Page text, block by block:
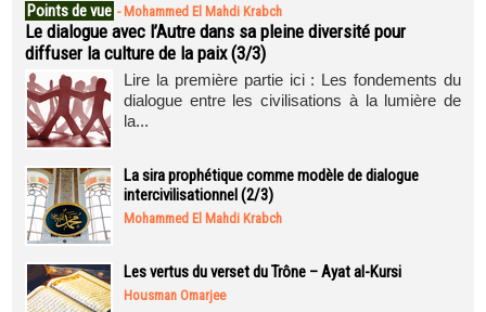
Points de vue - Mohammed El Mahdi Krabch
Le dialogue avec l’Autre dans sa pleine diversité pour
diffuser la culture de la paix (3/3)
Lire la première partie ici : Les fondements du
dialogue entre les civilisations à la lumière de
la...
La sira prophétique comme modèle de dialogue
intercivilisationnel (2/3)
Mohammed El Mahdi Krabch
Les vertus du verset du Trône – Ayat al-Kursi
Housman Omarjee